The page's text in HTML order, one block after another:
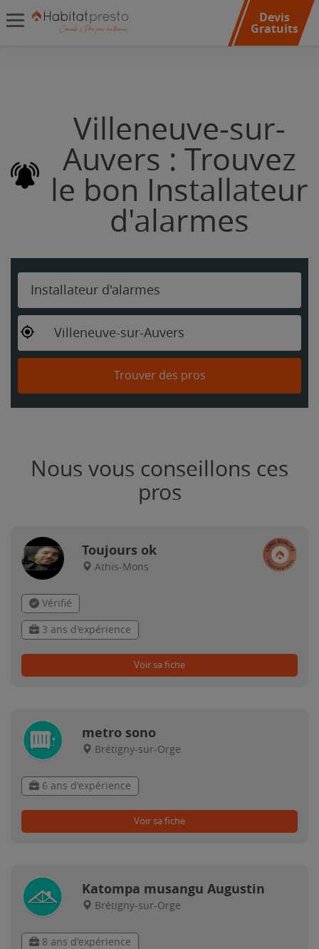
Devis
Gratuits
Villeneuve-sur-
Auvers : Trouvez
le bon Installateur
d'alarmes
Installateur d'alarmes
Villeneuve-sur-Auvers
Trouver des pros
Nous vous conseillons ces
pros
Toujours ok
Athis-Mons
Vérifié
3 ans d'expérience
Voir sa fiche
metro sono
Brétigny-sur-Orge
6 ans d'expérience
Voir sa fiche
Katompa musangu Augustin
Brétigny-sur-Orge
8 ans d'expérience